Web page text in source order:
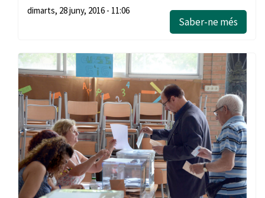
dimarts, 28 juny, 2016 - 11:06
Saber-ne més